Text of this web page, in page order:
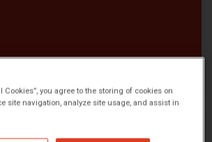
DE RADIOLOGÍA
Cookies”, you agree to the storing of cookies on
site navigation, analyze site usage, and assist in